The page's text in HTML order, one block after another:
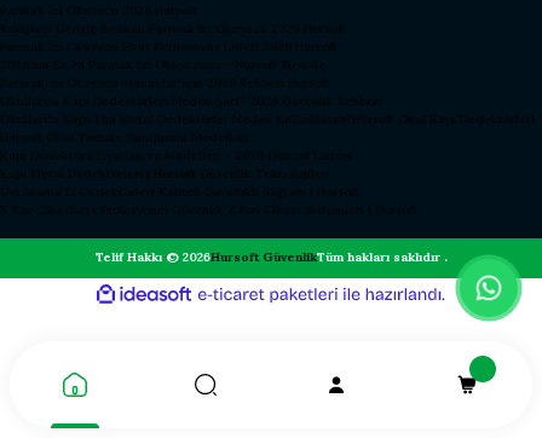
Parmak İzi Okuyucu 2026 Hursoft
Rakipleri Geride Bırakan Parmak İzi Okuyucu 2026 Hursoft
Parmak İzi Okuyucu Fiyat Performans Lideri 2026 Hursoft
2026’nın En İyi Parmak İzi Okuyucusu – Hursoft Zirvede
Parmak İzi Okuyucu Alacaklar İçin 2026 Rehberi Hursoft
Okullarda Kapı Dedektörleri Neden Şart? 2026 Güvenlik Rehberi
Okullarda Kapı Tipi Metal Dedektörler Neden Kullanılmalı?Hursoft Okul Kapı Dedektörleri
Hursoft Okul Turnike Sundurma Modelleri
Kapı Dedektörü Fiyatları ve Modelleri - 2026 Güncel Listesi
Kapı Metal Dedektörleri | Hursoft Güvenlik Teknolojileri
Üst Arama El Dedektörleri Kaliteli Dayanıklı Sağlam | Hursoft
X Ray Cihazları | Profesyonel Güvenlik X Ray Cihazı Sistemleri | Hursoft
Telif Hakkı © 2026Hursoft GüvenlikTüm hakları saklıdır .
ideasoft
e-
ile
hazırlandı.